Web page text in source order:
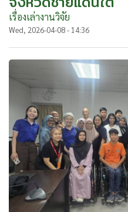
เรื่องเล่างานวิจัย
Wed, 2026-04-08 - 14:36